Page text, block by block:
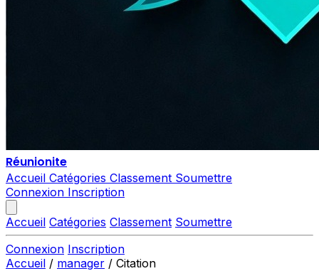
Réunionite
Accueil Catégories Classement Soumettre
Connexion Inscription
Accueil Catégories Classement Soumettre
Connexion Inscription
Accueil / manager / Citation